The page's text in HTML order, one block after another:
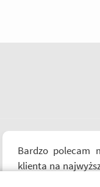
Bardzo polecam
klienta na